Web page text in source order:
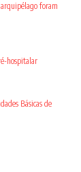
arquipélago foram
hospitalar
Básicas de